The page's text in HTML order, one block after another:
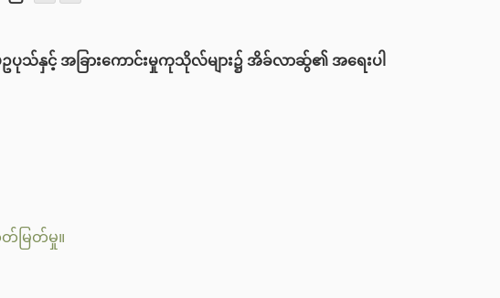
နှင့် အခြား‌ကောင်းမှုကုသိုလ်များ၌ အိခ်လာဆ်ွ၏ အရေးပါ
ြတ်မှု။